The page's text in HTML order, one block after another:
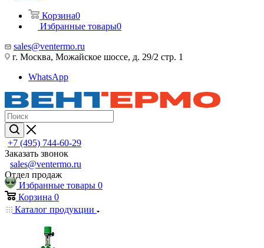
Корзина0
Избранные товары0
sales@ventermo.ru
г. Москва, Можайское шоссе, д. 29/2 стр. 1
WhatsApp
+7 (495) 744-60-29
Заказать звонок
sales@ventermo.ru
Отдел продаж
Избранные товары 0
Корзина 0
Каталог продукции